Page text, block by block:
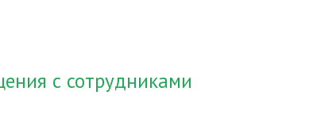
с сотрудниками